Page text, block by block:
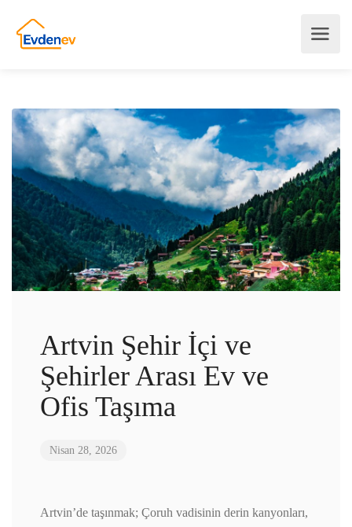
Artvin Şehir İçi ve
Şehirler Arası Ev ve
Ofis Taşıma
Nisan 28, 2026
Artvin’de taşınmak; Çoruh vadisinin derin kanyonları,